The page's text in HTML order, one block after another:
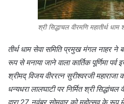
श्री सिद्धाचल वीरमणि महातीर्थ धाम
तीर्थ धाम सेवा समिति प्रमुख मंगल नाहर ने
रूप से मनाया जाने वाला कार्तिक पूर्णिमा
श्रीमद् विजय वीररत्न सुरीश्वरजी
धन्यधरा लालघाटी पर निर्मित श्री
द्वारा 27 नवंबर सोमवार को महोत्सव के रूप